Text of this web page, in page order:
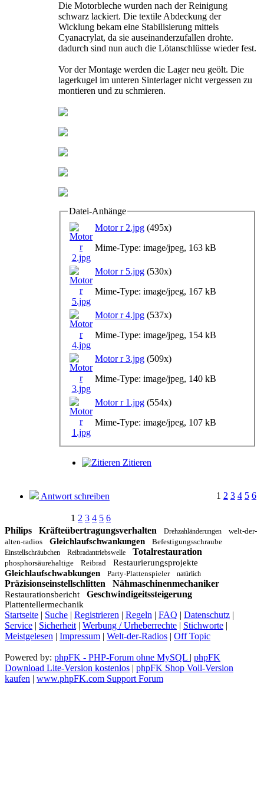
Die Motorbleche wurden nach der Reinigung
schwarz lackiert. Die textile Abdeckung der
Wicklung bekam eine Stabilisierung mittels
Cyanacrylat, da sie auseinanderzufallen drohte.
dadurch sind nun auch die Lötanschlüsse wieder fest.
Vor der Montage werden die Lager neu geölt. Die
lagerkugel im unteren Sinterlager nicht vergessen zu
montieren und zu schmieren.
Datei-Anhänge
Motor r 2.jpg (495x)
Mime-Type: image/jpeg, 163 kB
Motor r 5.jpg (530x)
Mime-Type: image/jpeg, 167 kB
Motor r 4.jpg (537x)
Mime-Type: image/jpeg, 154 kB
Motor r 3.jpg (509x)
Mime-Type: image/jpeg, 140 kB
Motor r 1.jpg (554x)
Mime-Type: image/jpeg, 107 kB
Zitieren
Antwort schreiben 1 2 3 4 5 6
1 2 3 4 5 6
Philips
Kräfteübertragungsverhalten Drehzahländerungen
welt-der-
alten-radios
Gleichlaufschwankungen Befestigungsschraube
Einstellschräubchen Reibradantriebswelle Totalrestauration
phosphorsäurehaltige Reibrad
Restaurierungsprojekte
Gleichlaufschwabkungen
Party-Plattenspieler natürlich
Präzisionseinstellschlitten Nähmaschinenmechaniker
Restaurationsbericht Geschwindigeitssteigerung
Plattentellermechanik
Startseite | Suche | Registrieren | Regeln | FAQ | Datenschutz |
Service | Sicherheit | Werbung / Urheberrechte | Stichworte |
Meistgelesen | Impressum | Welt-der-Radios | Off Topic
Powered by: phpFK - PHP-Forum ohne MySQL | phpFK
Download Lite-Version kostenlos | phpFK Shop Voll-Version
kaufen | www.phpFK.com Support Forum